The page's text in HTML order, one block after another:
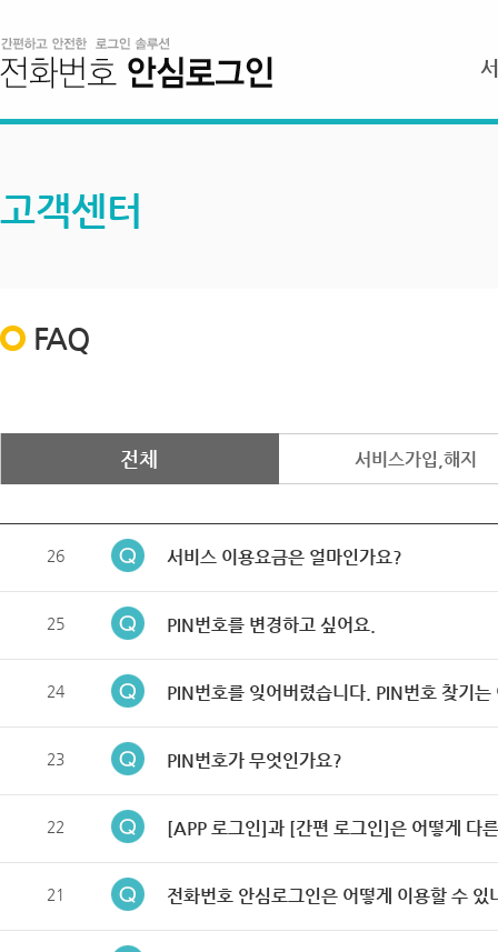
고객센터
FAQ
전체 서비스가입,해지
26 서비스 이용요금은 얼마인가요?
25 PIN번호를 변경하고 싶어요.
24 PIN번호를 잊어버렸습니다. PIN번호 찾기는
23 PIN번호가 무엇인가요?
22 [APP 로그인]과 [간편 로그인]은 어떻게 다
21 전화번호 안심로그인은 어떻게 이용할 수 있